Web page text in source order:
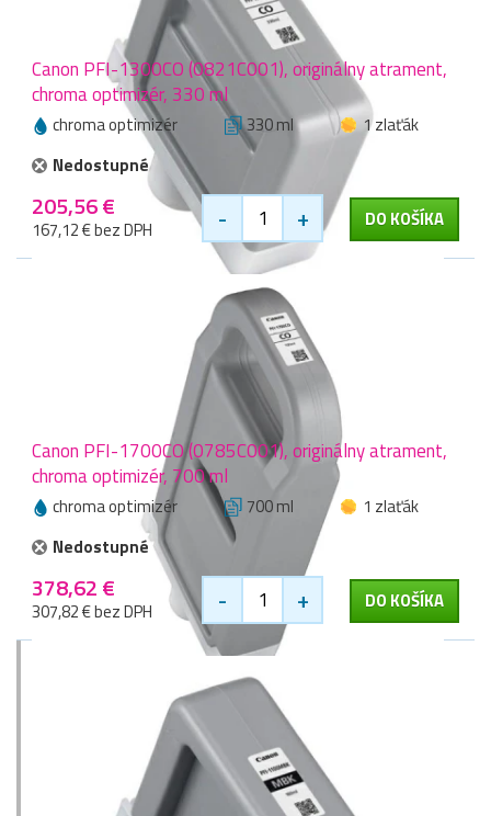
Canon PFI-1300CO (0821C001), originálny atrament,
chroma optimizér, 330 ml
chroma optimizér 330 ml
1 zlaťák
Nedostupné
205,56 €
167,12 € bez DPH - + DO KOŠÍKA
Canon PFI-1700CO (0785C001), originálny atrament,
chroma optimizér, 700 ml
chroma optimizér 700 ml
1 zlaťák
Nedostupné
378,62 €
307,82 € bez DPH - + DO KOŠÍKA